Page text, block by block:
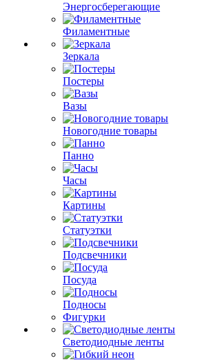
Энергосберегающие
Филаментные
Зеркала
Постеры
Вазы
Новогодние товары
Панно
Часы
Картины
Статуэтки
Подсвечники
Посуда
Подносы
Фигурки
Светодиодные ленты